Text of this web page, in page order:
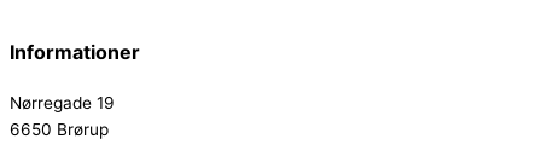
Informationer
Nørregade 19
6650 Brørup